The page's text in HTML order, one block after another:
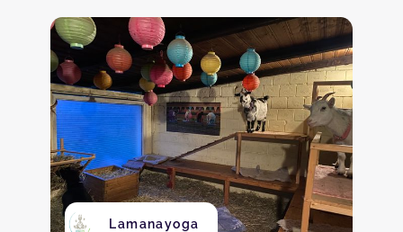
Lamanayoga